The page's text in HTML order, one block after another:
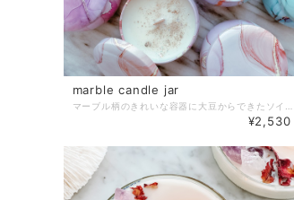
marble candle jar
¥2,530